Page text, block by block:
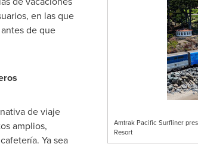
Amtrak Pacific Surfliner
Resort
en las que
de que
de viaje
amplios,
Ya sea